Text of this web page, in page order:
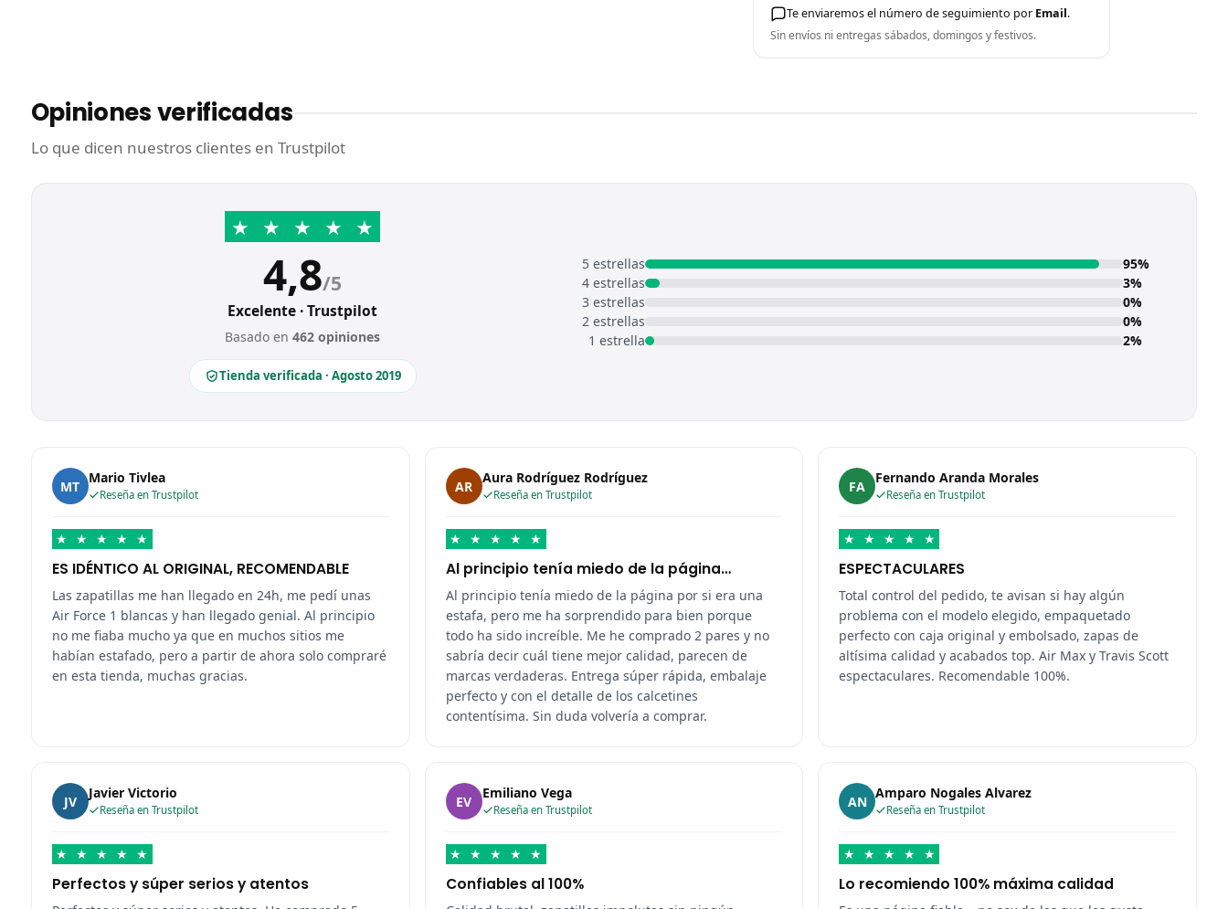
Te enviaremos el número de seguimiento por Email.
Sin envíos ni entregas sábados, domingos y festivos.
Opiniones verificadas
Lo que dicen nuestros clientes en Trustpilot
★ ★ ★ ★ ★
4,8/5
Excelente · Trustpilot
Basado en462 opiniones
Tienda verificada · Agosto 2019
5 estrellas
95%
4 estrellas
3%
3 estrellas
0%
2 estrellas
0%
1 estrella
2%
MT Mario Tivlea
Reseña en Trustpilot
★ ★ ★ ★ ★
ES IDÉNTICO AL ORIGINAL, RECOMENDABLE
Las zapatillas me han llegado en 24h, me pedí unas
Air Force 1 blancas y han llegado genial. Al principio
no me fiaba mucho ya que en muchos sitios me
habían estafado, pero a partir de ahora solo compraré
en esta tienda, muchas gracias.
AR Aura Rodríguez Rodríguez
Reseña en Trustpilot
★ ★ ★ ★ ★
Al principio tenía miedo de la página…
Al principio tenía miedo de la página por si era una
estafa, pero me ha sorprendido para bien porque
todo ha sido increíble. Me he comprado 2 pares y no
sabría decir cuál tiene mejor calidad, parecen de
marcas verdaderas. Entrega súper rápida, embalaje
perfecto y con el detalle de los calcetines
contentísima. Sin duda volvería a comprar.
FA Fernando Aranda Morales
Reseña en Trustpilot
★ ★ ★ ★ ★
ESPECTACULARES
Total control del pedido, te avisan si hay algún
problema con el modelo elegido, empaquetado
perfecto con caja original y embolsado, zapas de
altísima calidad y acabados top. Air Max y Travis Scott
espectaculares. Recomendable 100%.
JV Javier Victorio
Reseña en Trustpilot
★ ★ ★ ★ ★
Perfectos y súper serios y atentos
EV Emiliano Vega
Reseña en Trustpilot
★ ★ ★ ★ ★
Confiables al 100%
AN Amparo Nogales Alvarez
Reseña en Trustpilot
★ ★ ★ ★ ★
Lo recomiendo 100% máxima calidad